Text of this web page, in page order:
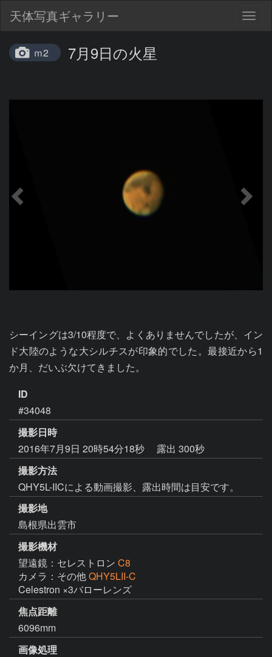
天体写真ギャラリー
ｍ2 7月9日の火星
シーイングは3/10程度で、よくありませんでしたが、イン
ド大陸のような大シルチスが印象的でした。最接近から1
か月、だいぶ欠けてきました。
ID
#34048
撮影日時
2016年7月9日 20時54分18秒
露出 300秒
撮影方法
QHY5L-IICによる動画撮影、露出時間は目安です。
撮影地
島根県出雲市
撮影機材
望遠鏡：セレストロン C8
カメラ：その他QHY5LII-C
Celestron ×3バローレンズ
焦点距離
6096mm
画像処理